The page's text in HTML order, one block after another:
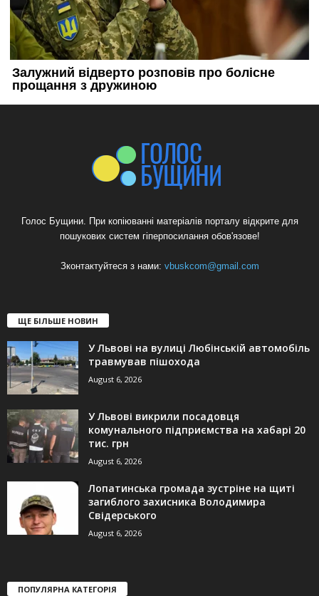
Голос Бущини. При копіюванні матеріалів порталу відкрите для
пошукових систем гіперпосилання обов'язове!
Зконтактуйтеся з нами: vbuskcom@gmail.com
ЩЕ БІЛЬШЕ НОВИН
У Львові на вулиці Любінській автомобіль
травмував пішохода
August 6, 2026
У Львові викрили посадовця
комунального підприємства на хабарі 20
тис. грн
August 6, 2026
Лопатинська громада зустріне на щиті
загиблого захисника Володимира
Свідерського
August 6, 2026
ПОПУЛЯРНА КАТЕГОРІЯ